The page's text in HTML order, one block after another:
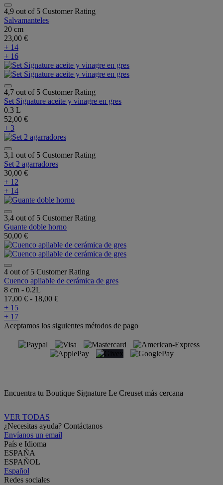
4,9 out of 5 Customer Rating
Salvamanteles
20 cm
23,00 €
+ 14
+ 16
4,7 out of 5 Customer Rating
Set Signature aceite y vinagre en gres
0.3 L
52,00 €
+ 3
3,1 out of 5 Customer Rating
Set 2 agarradores
30,00 €
+ 12
+ 14
3,4 out of 5 Customer Rating
Guante doble horno
50,00 €
4 out of 5 Customer Rating
Cuenco apilable de cerámica de gres
8 cm - 0.2L
17,00 € - 18,00 €
+ 15
+ 17
Aceptamos los siguientes métodos de pago
Encuentra tu Boutique Signature Le Creuset más cercana
VER TODAS
¿Necesitas ayuda? Contáctanos
Envíanos un email
País e Idioma
ESPAÑA
ESPAÑOL
Español
Redes sociales